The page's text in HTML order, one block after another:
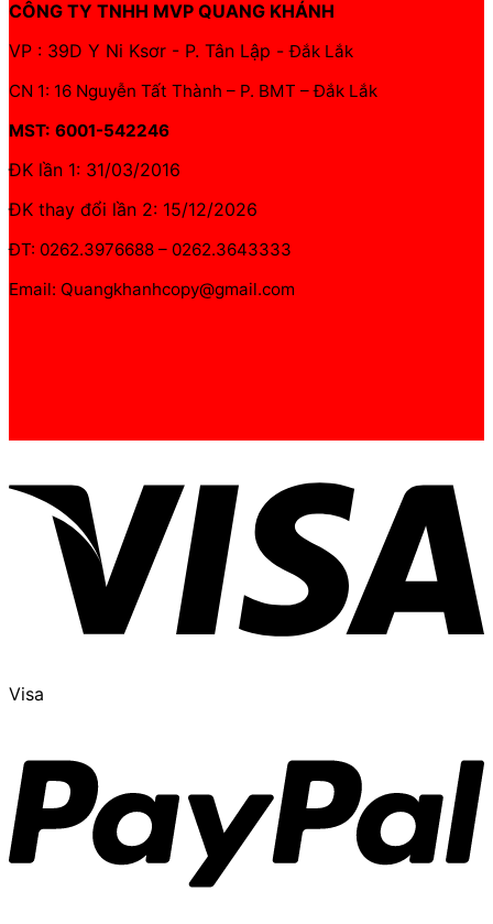
CÔNG TY TNHH MVP QUANG KHÁNH
VP : 39D Y Ni Ksơr - P. Tân Lập -Đắk Lắk
CN 1: 16 Nguyễn Tất Thành – P. BMT – Đắk Lắk
MST: 6001-542246
ĐK lần 1: 31/03/2016
ĐK thay đổi lần 2: 15/12/2026
ĐT: 0262.3976688 – 0262.3643333
Email: Quangkhanhcopy@gmail.com
Visa